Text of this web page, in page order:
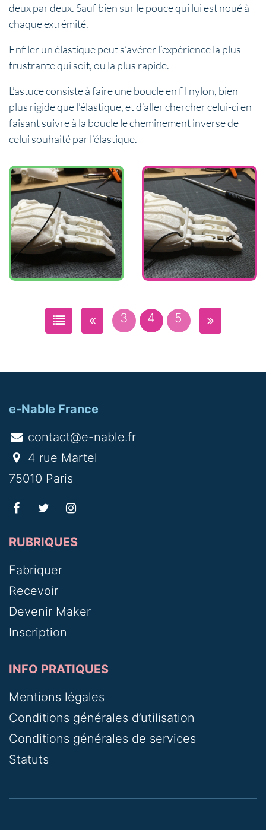
deux par deux. Sauf bien sur le pouce qui lui est noué à
chaque extrémité.
Enfiler un élastique peut s’avérer l’expérience la plus
frustrante qui soit, ou la plus rapide.
L’astuce consiste à faire une boucle en fil nylon, bien
plus rigide que l’élastique, et d’aller chercher celui-ci en
faisant suivre à la boucle le cheminement inverse de
celui souhaité par l’élastique.
3 4 5
e-Nable France
contact@e-nable.fr
4 rue Martel
75010 Paris
RUBRIQUES
Fabriquer
Recevoir
Devenir Maker
Inscription
INFO PRATIQUES
Mentions légales
Conditions générales d’utilisation
Conditions générales de services
Statuts